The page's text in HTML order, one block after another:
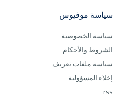
سياسة موفيوس
سياسة الخصوصية
الشروط والأحكام
سياسة ملفات تعريف
إخلاء المسؤولية
rss